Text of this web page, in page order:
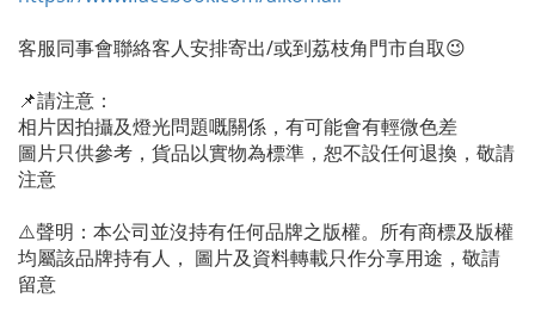
客服同事會聯絡客人安排寄出/或到荔枝角門市自取😉
📌請注意：
相片因拍攝及燈光問題嘅關係，有可能會有輕微色差
圖片只供參考，貨品以實物為標準，恕不設任何退換，敬請
注意
⚠️聲明：本公司並沒持有任何品牌之版權。所有商標及版權
均屬該品牌持有人， 圖片及資料轉載只作分享用途，敬請
留意